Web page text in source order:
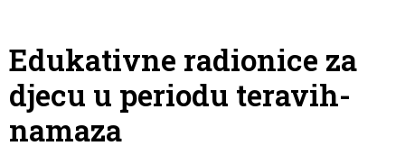
Edukativne radionice za
djecu u periodu teravih-
namaza